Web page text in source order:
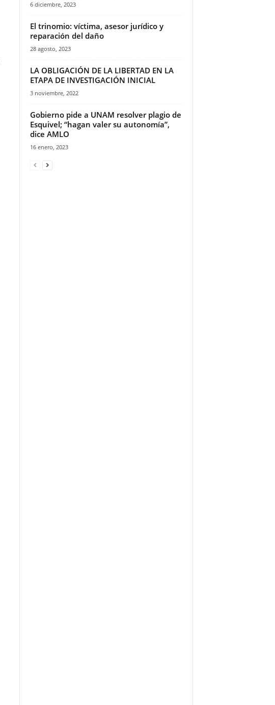
6 diciembre, 2023
El trinomio: víctima, asesor jurídico y
reparación del daño
28 agosto, 2023
LA OBLIGACIÓN DE LA LIBERTAD EN LA
ETAPA DE INVESTIGACIÓN INICIAL
3 noviembre, 2022
Gobierno pide a UNAM resolver plagio de
Esquivel; “hagan valer su autonomía”,
dice AMLO
16 enero, 2023